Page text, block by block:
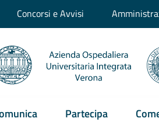
Concorsi e Avvisi
Partecipa